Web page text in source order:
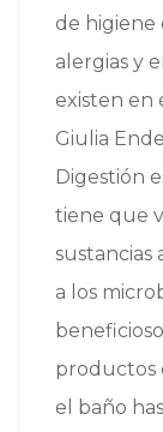
de higiene
alergias y
existen en
Giulia
Digestión
tiene que
sustancias
a los
productos
el baño